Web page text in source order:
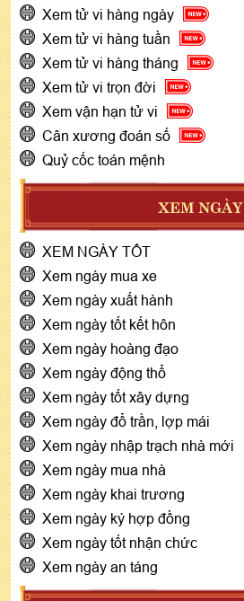
Xem tử vi hàng ngày
Xem tử vi hàng tuần
Xem tử vi hàng tháng
Xem tử vi trọn đời
Xem vận hạn tử vi
Cân xương đoán số
Quỷ cốc toán mệnh
XEM NGÀY
XEM NGÀY TỐT
Xem ngày mua xe
Xem ngày xuất hành
Xem ngày tốt kết hôn
Xem ngày hoàng đạo
Xem ngày động thổ
Xem ngày tốt xây dựng
Xem ngày đổ trần, lợp mái
Xem ngày nhập trạch nhà mới
Xem ngày mua nhà
Xem ngày khai trương
Xem ngày ký hợp đồng
Xem ngày tốt nhận chức
Xem ngày an táng